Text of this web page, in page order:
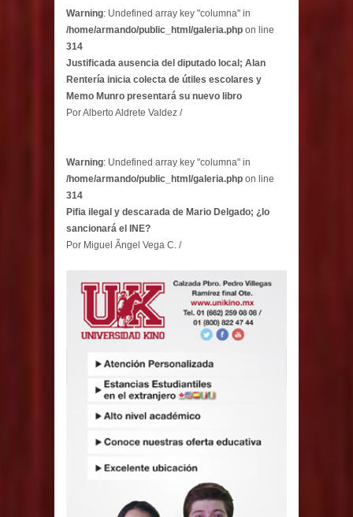
Warning: Undefined array key "columna" in
/home/armando/public_html/galeria.php on line
314
Justificada ausencia del diputado local; Alan
Rentería inicia colecta de útiles escolares y
Memo Munro presentará su nuevo libro
Por Alberto Aldrete Valdez /
Warning: Undefined array key "columna" in
/home/armando/public_html/galeria.php on line
314
Pifia ilegal y descarada de Mario Delgado; ¿lo
sancionará el INE?
Por Miguel Ãngel Vega C. /